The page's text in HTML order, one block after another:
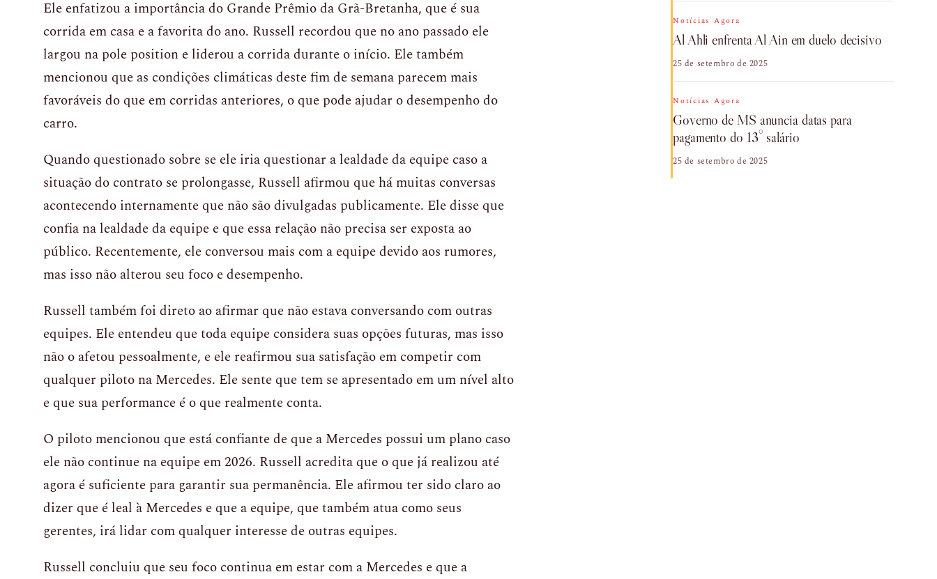
Ele enfatizou a importância do Grande Prêmio da Grã-Bretanha, que é sua
corrida em casa e a favorita do ano. Russell recordou que no ano passado ele
largou na pole position e liderou a corrida durante o início. Ele também
mencionou que as condições climáticas deste fim de semana parecem mais
favoráveis do que em corridas anteriores, o que pode ajudar o desempenho do
carro.
Quando questionado sobre se ele iria questionar a lealdade da equipe caso a
situação do contrato se prolongasse, Russell afirmou que há muitas conversas
acontecendo internamente que não são divulgadas publicamente. Ele disse que
confia na lealdade da equipe e que essa relação não precisa ser exposta ao
público. Recentemente, ele conversou mais com a equipe devido aos rumores,
mas isso não alterou seu foco e desempenho.
Russell também foi direto ao afirmar que não estava conversando com outras
equipes. Ele entendeu que toda equipe considera suas opções futuras, mas isso
não o afetou pessoalmente, e ele reafirmou sua satisfação em competir com
qualquer piloto na Mercedes. Ele sente que tem se apresentado em um nível alto
e que sua performance é o que realmente conta.
O piloto mencionou que está confiante de que a Mercedes possui um plano caso
ele não continue na equipe em 2026. Russell acredita que o que já realizou até
agora é suficiente para garantir sua permanência. Ele afirmou ter sido claro ao
dizer que é leal à Mercedes e que a equipe, que também atua como seus
gerentes, irá lidar com qualquer interesse de outras equipes.
Russell concluiu que seu foco continua em estar com a Mercedes e que a
Notícias Agora
Al Ahli enfrenta Al Ain em duelo decisivo
25 de setembro de 2025
Notícias Agora
Governo de MS anuncia datas para
pagamento do 13° salário
25 de setembro de 2025